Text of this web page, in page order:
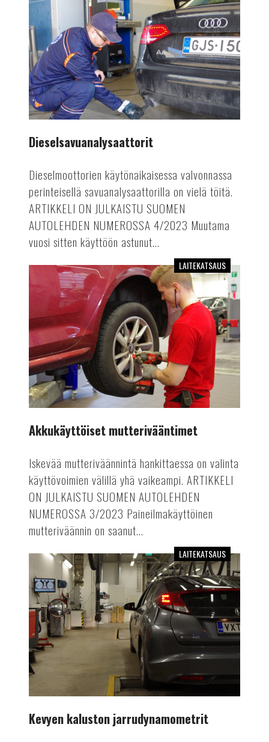
Dieselsavuanalysaattorit
Dieselmoottorien käytönaikaisessa valvonnassa
perinteisellä savuanalysaattorilla on vielä töitä.
ARTIKKELI ON JULKAISTU SUOMEN
AUTOLEHDEN NUMEROSSA 4/2023 Muutama
vuosi sitten käyttöön astunut...
Akkukäyttöiset
mutterivääntimet
LAITEKATSAUS
Akkukäyttöiset mutterivääntimet
Iskevää mutteriväännintä hankittaessa on valinta
käyttövoimien välillä yhä vaikeampi. ARTIKKELI
ON JULKAISTU SUOMEN AUTOLEHDEN
NUMEROSSA 3/2023 Paineilmakäyttöinen
mutteriväännin on saanut...
Kevyen
kaluston
jarrudynamometrit
LAITEKATSAUS
Kevyen kaluston jarrudynamometrit